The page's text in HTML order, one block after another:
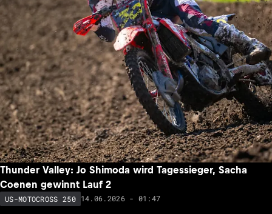
Thunder Valley: Jo Shimoda wird Tagessieger, Sacha
Coenen gewinnt Lauf 2
US-MOTOCROSS 250 14.06.2026 - 01:47